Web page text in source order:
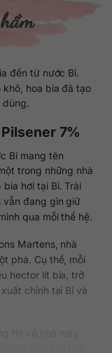
đến từ nước Bỉ.
hoa bia đã tạo
dùng.
7%
Bỉ mang tên
trong những nhà
hơi tại Bỉ. Trải
vẫn đang gìn giữ
qua mỗi thế hệ.
Martens, nhà
phá. Cụ thể, mỗi
hector lít bia, trở
chính tại Bỉ và